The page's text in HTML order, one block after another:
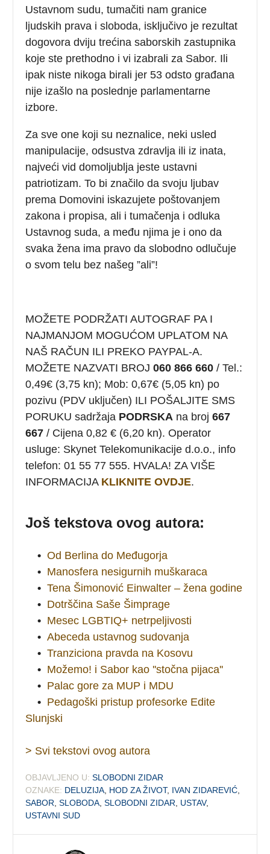
Ustavnom sudu, tumačiti nam granice
ljudskih prava i sloboda, isključivo je rezultat
dogovora dviju trećina saborskih zastupnika
koje ste prethodno i vi izabrali za Sabor. Ili
ipak niste nikoga birali jer 53 odsto građana
nije izašlo na poslednje parlamentarne
izbore.
Za sve one koji su neznalice, neki usled
manipulacije, odsustva zdravlja ili iz inata,
najveći vid domoljublja jeste ustavni
patriotizam. To bi značilo da svoju ljubav
prema Domovini iskazujete poštovanjem
zakona i propisa, ali i tumačenja i odluka
Ustavnog suda, a među njima je i ono da
svaka žena ima pravo da slobodno odlučuje
o svom telu bez našeg ”ali”!
MOŽETE PODRŽATI AUTOGRAF PA I
NAJMANJOM MOGUĆOM UPLATOM NA
NAŠ RAČUN ILI PREKO PAYPAL-A.
MOŽETE NAZVATI BROJ060 866 660 / Tel.:
0,49€ (3,75 kn); Mob: 0,67€ (5,05 kn) po
pozivu (PDV uključen) ILI POŠALJITE SMS
PORUKU sadržaja PODRSKA na broj667
667 / Cijena 0,82 € (6,20 kn). Operator
usluge: Skynet Telekomunikacije d.o.o., info
telefon: 01 55 77 555. HVALA! ZA VIŠE
INFORMACIJA KLIKNITE OVDJE.
Još tekstova ovog autora:
• Od Berlina do Međugorja
• Manosfera nesigurnih muškaraca
• Tena Šimonović Einwalter – žena godine
• Dotrščina Saše Šimprage
• Mesec LGBTIQ+ netrpeljivosti
• Abeceda ustavnog sudovanja
• Tranziciona pravda na Kosovu
• Možemo! i Sabor kao ''stočna pijaca''
• Palac gore za MUP i MDU
• Pedagoški pristup profesorke Edite
Slunjski
> Svi tekstovi ovog autora
OBJAVLJENO U: SLOBODNI ZIDAR
OZNAKE: DELUZIJA HOD ZA ŽIVOT, IVAN ZIDAREVIĆ
SABOR ,SLOBODA ,SLOBODNI ZIDAR USTAV,
USTAVNI SUD